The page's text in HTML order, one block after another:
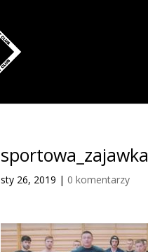
sportowa_zajawka
sty 26, 2019 | 0 komentarzy